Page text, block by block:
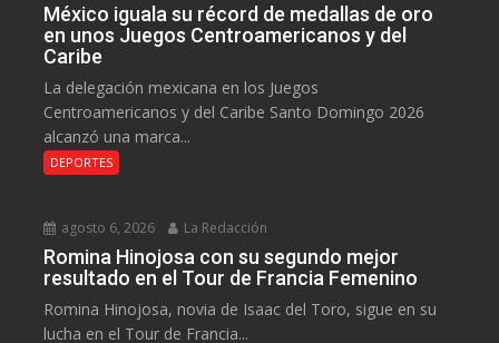
México iguala su récord de medallas de oro
en unos Juegos Centroamericanos y del
Caribe
La delegación mexicana en los Juegos
Centroamericanos y del Caribe Santo Domingo 2026
alcanzó una marca...
DEPORTES
agosto 6, 2026 La Redacción
Romina Hinojosa con su segundo mejor
resultado en el Tour de Francia Femenino
Romina Hinojosa, novia de Isaac del Toro, sigue en su
lucha en el Tour de Francia...